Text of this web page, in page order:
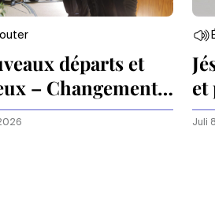
départs et
– Changements
le cercle des
et
Juli